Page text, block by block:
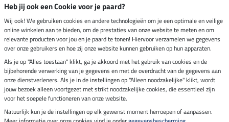
Verzending per
Veilig betalen met
Impressum
Heb jij ook een Cookie voor je paard?
Wij ook! We gebruiken cookies en andere technologieën om je een optimale en veilige
online winkelen aan te bieden, om de prestaties van onze website te meten en om
relevante producten voor jou en je paard te tonen! Hiervoor verzamelen we gegevens
over onze gebruikers en hoe zij onze website kunnen gebruiken op hun apparaten.
Als je op "Alles toestaan" klikt, ga je akkoord met het gebruik van cookies en de
bijbehorende verwerking van je gegevens en met de overdracht van de gegevens aan
onze dienstverleners. Als je in de instellingen op "Alleen noodzakelijke" klikt, wordt
jouw bezoek alleen voortgezet met strikt noodzakelijke cookies, die essentieel zijn
voor het soepele functioneren van onze website.
Natuurlijk kun je de instellingen op elk gewenst moment herroepen of aanpassen.